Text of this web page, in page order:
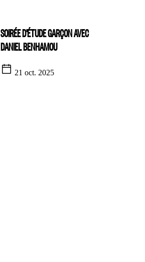
SOIRÉE D'ÉTUDE GARÇON AVEC
DANIEL BENHAMOU
21 oct. 2025